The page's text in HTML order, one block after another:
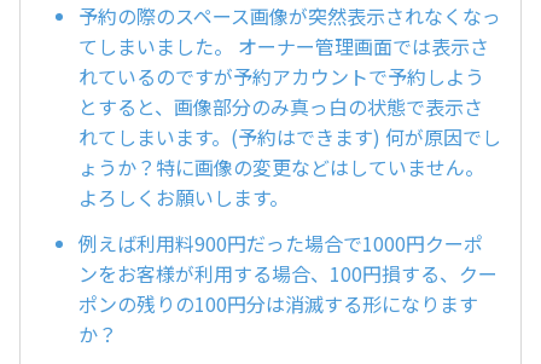
予約の際のスペース画像が突然表示されなくなっ
てしまいました。 オーナー管理画面では表示さ
れているのですが予約アカウントで予約しよう
とすると、画像部分のみ真っ白の状態で表示さ
れてしまいます。(予約はできます) 何が原因でし
ょうか？特に画像の変更などはしていません。
よろしくお願いします。
例えば利用料900円だった場合で1000円クーポ
ンをお客様が利用する場合、100円損する、クー
ポンの残りの100円分は消滅する形になります
か？